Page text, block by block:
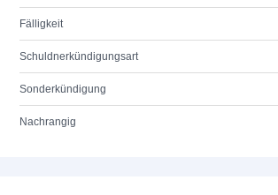
Fälligkeit
Schuldnerkündigungsart
Sonderkündigung
Nachrangig